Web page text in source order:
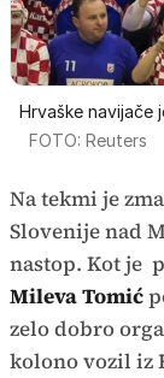
Hrvaške navijače
FOTO: Reuters
Na tekmi je
Slovenije nad
nastop. Kot je
Mileva Tomić
zelo dobro
kolono vozil iz